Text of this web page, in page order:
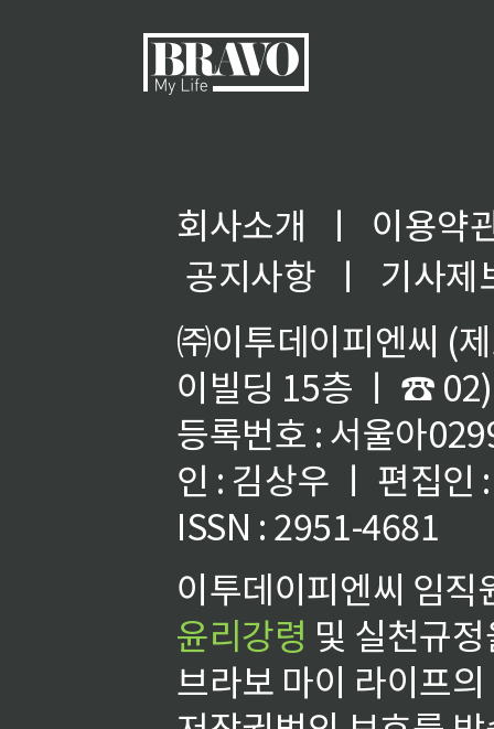
회사소개 ㅣ
이용약
공지사항
ㅣ
기사제
㈜이투데이피엔씨 (
이빌딩 15층 ㅣ ☎
등록번호 : 서울아
인 : 김상우 ㅣ 편집인
ISSN : 2951-4681
이투데이피엔씨 임
윤리강령 및 실천규
브라보 마이 라이프